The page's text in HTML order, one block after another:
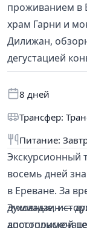
проживанием в
храм Гарни и
Дилижан,
дегустацией
8 дней
Трансфер:
Питание:
Экскурсионный
восемь дней
в Ереване. За
духовные,
Эчмиадзин —
апостольской